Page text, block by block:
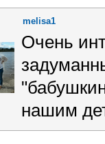
melisa1
Очень
нашим